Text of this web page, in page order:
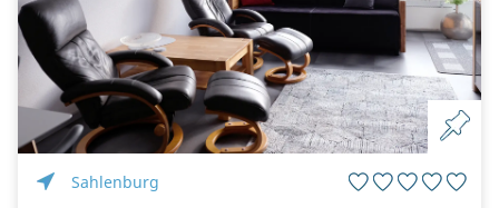
Sahlenburg